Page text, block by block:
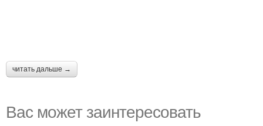
читать дальше →
Вас может заинтересовать